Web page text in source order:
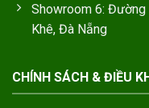
Showroom 6: Đường
Khê, Đà Nẵng
CHÍNH SÁCH & ĐIỀU